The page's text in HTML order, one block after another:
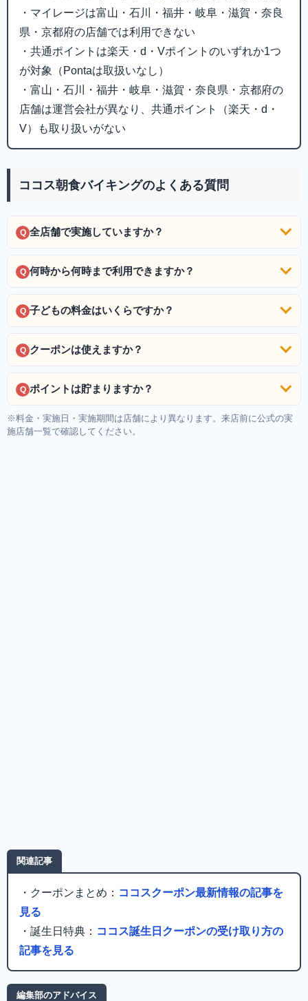
・マイレージは富山・石川・福井・岐阜・滋賀・奈良
県・京都府の店舗では利用できない
・共通ポイントは楽天・d・Vポイントのいずれか1つ
が対象（Pontaは取扱いなし）
・富山・石川・福井・岐阜・滋賀・奈良県・京都府の
店舗は運営会社が異なり、共通ポイント（楽天・d・
V）も取り扱いがない
ココス朝食バイキングのよくある質問
Q 全店舗で実施していますか？
Q 何時から何時まで利用できますか？
Q 子どもの料金はいくらですか？
Q クーポンは使えますか？
Q ポイントは貯まりますか？
※料金・実施日・実施期間は店舗により異なります。来店前に公式の実
施店舗一覧で確認してください。
関連記事
・クーポンまとめ： ココスクーポン最新情報の記事を
見る
・誕生日特典： ココス誕生日クーポンの受け取り方の
記事を見る
編集部のアドバイス